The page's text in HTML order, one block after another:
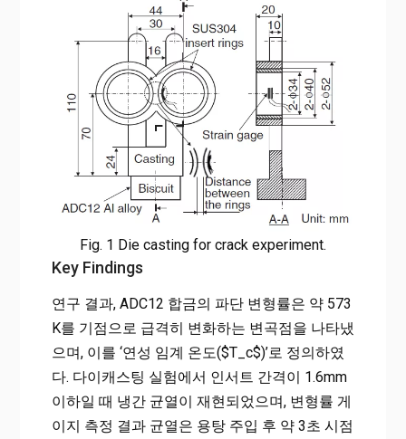
Fig. 1 Die casting for crack experiment.
Key Findings
연구 결과, ADC12 합금의 파단 변형률은 약 573
K를 기점으로 급격히 변화하는 변곡점을 나타냈
으며, 이를 ‘연성 임계 온도($T_c$)’로 정의하였
다. 다이캐스팅 실험에서 인서트 간격이 1.6mm
이하일 때 냉간 균열이 재현되었으며, 변형률 게
이지 측정 결과 균열은 용탕 주입 후 약 3초 시점